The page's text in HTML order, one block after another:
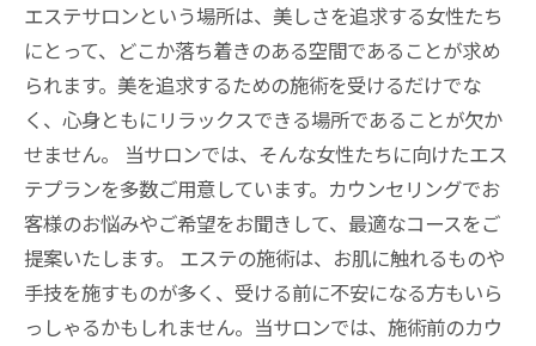
エステサロンという場所は、美しさを追求する女性たち
にとって、どこか落ち着きのある空間であることが求め
られます。美を追求するための施術を受けるだけでな
く、心身ともにリラックスできる場所であることが欠か
せません。 当サロンでは、そんな女性たちに向けたエス
テプランを多数ご用意しています。カウンセリングでお
客様のお悩みやご希望をお聞きして、最適なコースをご
提案いたします。 エステの施術は、お肌に触れるものや
手技を施すものが多く、受ける前に不安になる方もいら
っしゃるかもしれません。当サロンでは、施術前のカウ